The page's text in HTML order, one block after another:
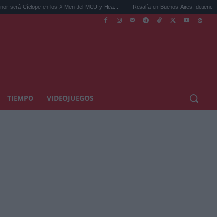
en los X-Men del MCU y Hea... Rosalía en Buenos Aires: detiene el tráfico y se
TIEMPO VIDEOJUEGOS